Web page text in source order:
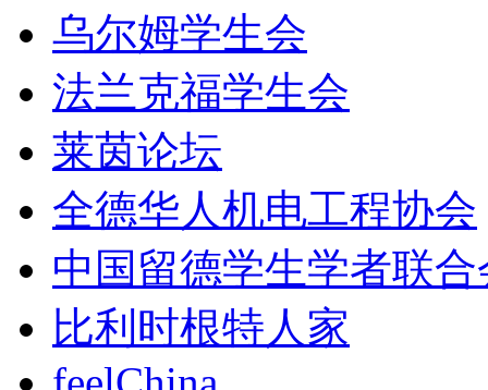
乌尔姆学生会
法兰克福学生会
莱茵论坛
全德华人机电工程协会
中国留德学生学者联合
比利时根特人家